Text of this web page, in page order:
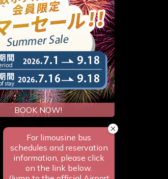
ベトナム
相鉄グランドフレッサ サイゴン
タイ
相鉄グランドフレッサ バンコク